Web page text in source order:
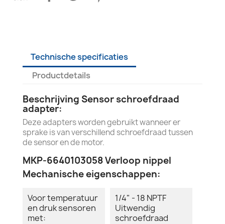
Technische specificaties
Productdetails
Beschrijving Sensor schroefdraad
adapter:
Deze adapters worden gebruikt wanneer er
sprake is van verschillend schroefdraad tussen
de sensor en de motor.
MKP-6640103058 Verloop nippel
Mechanische eigenschappen:
Voor temperatuur
en druk sensoren
met:
1/4" - 18 NPTF
Uitwendig
schroefdraad